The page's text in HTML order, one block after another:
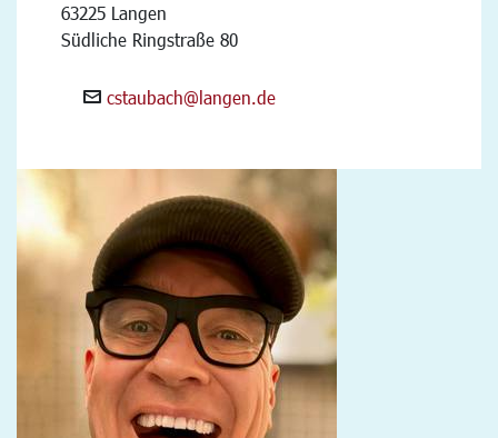
63225 Langen
Südliche Ringstraße 80
cstaubach@langen.de